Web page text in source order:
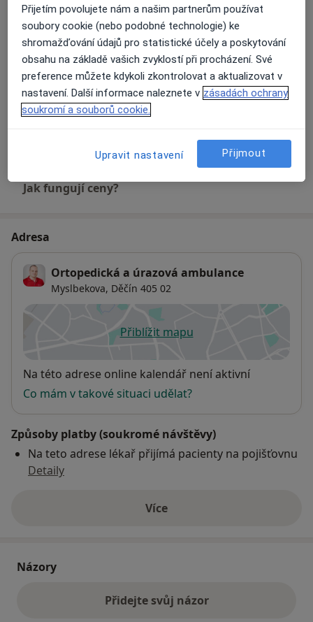
Operace šlachy
Detaily
Ortopedická chirurgie
Detaily
Jak fungují ceny?
Adresa
Ortopedická a úrazová ambulance
Myslbekova, Děčín 405 02
Přiblížit mapuse otevře v nové záložce
Dostupnost
Na této adrese online kalendář není aktivní
Co mám v takové situaci udělat?
Způsoby platby (soukromé návštěvy)
Na teto adrese lékař přijímá pacienty na pojišťovnu
Detaily
Víceo adrese
Názory
Přidejte svůj názor
Přijetím povolujete nám a našim partnerům používat
soubory cookie (nebo podobné technologie) ke
shromažďování údajů pro statistické účely a poskytování
obsahu na základě vašich zvyklostí při procházení. Své
preference můžete kdykoli zkontrolovat a aktualizovat v
nastavení. Další informace naleznete v zásadách ochrany
soukromí a souborů cookie.
Upravit nastavení Přijmout